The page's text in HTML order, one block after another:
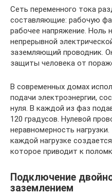
Сеть переменного тока
составляющие: рабочую
рабочее напряжение. Ноль
непрерывной
заземляющий проводник.
защиты человека от
В современных домах
подачи электроэнергии,
нуля. В каждой из фаз
120 градусов. Нулевой
неравномерность
каждой нагрузке
которое приводит к
Подключение
заземлением